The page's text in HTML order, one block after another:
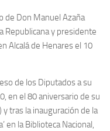
de Don Manuel Azaña
Republicana y presidente
Alcalá de Henares el 10
de los Diputados a su
en el 80 aniversario de su
tras la inauguración de la
en la Biblioteca Nacional,